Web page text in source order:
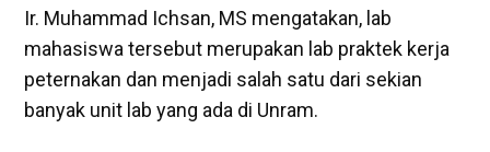
Ir. Muhammad Ichsan, MS mengatakan, lab
mahasiswa tersebut merupakan lab praktek kerja
peternakan dan menjadi salah satu dari sekian
banyak unit lab yang ada di Unram.